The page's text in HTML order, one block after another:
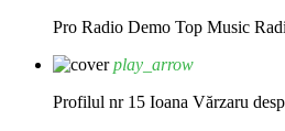
Pro Radio Demo Top Music
play_arrow
Profilul nr 15 Ioana Vărzaru